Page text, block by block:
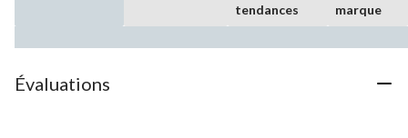
tendances
marque
Évaluations